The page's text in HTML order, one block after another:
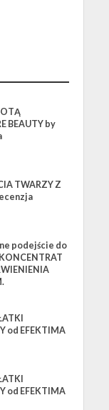
BEAUTY by
TWARZY Z
podejście do
od EFEKTIMA
od EFEKTIMA